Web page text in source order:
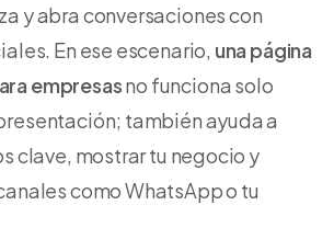
y abra conversaciones con
En ese escenario, una página
empresasno funciona solo
también ayuda a
clave, mostrar tu negocio y
como WhatsApp o tu